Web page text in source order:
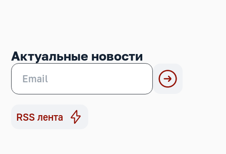
Актуальные новости
RSS лента